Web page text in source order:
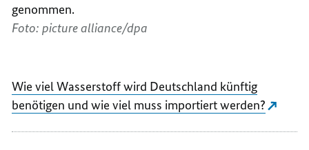
genommen.
Foto: picture alliance/dpa
Wie viel Wasserstoff wird Deutschland künftig
benötigen und wie viel muss importiert werden?